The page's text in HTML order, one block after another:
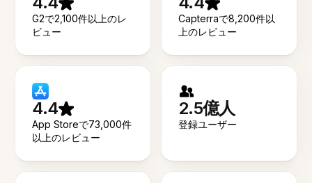
G2で2,100件以上のレ
ビュー
Capterraで8,200件以
上のレビュー
4.4
App Storeで73,000件
以上のレビュー
2.5億人
登録ユーザー